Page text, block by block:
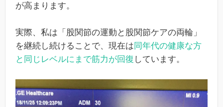
が高まります。
実際、私は「股関節の運動と股関節ケアの両輪」
を継続し続けることで、現在は同年代の健康な方
と同じレベルにまで筋力が回復 しています。